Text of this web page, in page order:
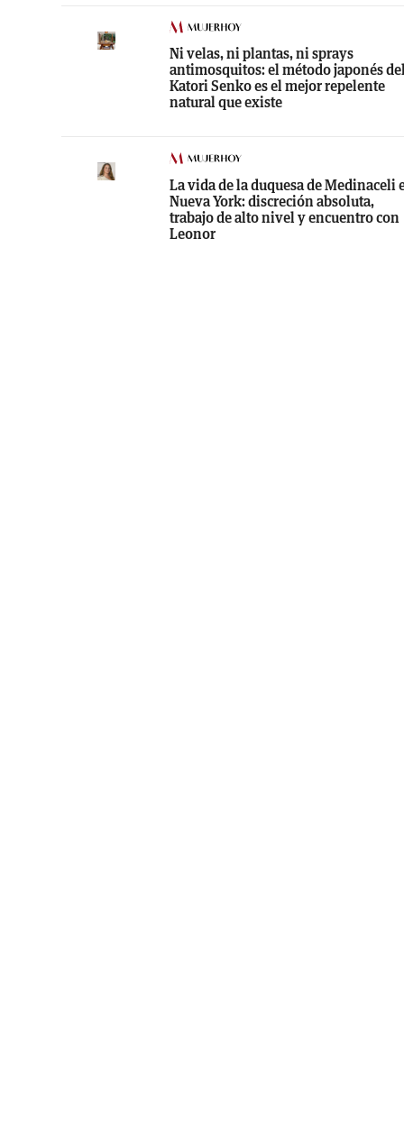
Ni velas, ni plantas, ni sprays
antimosquitos: el método japonés
Katori Senko es el mejor repelente
natural que existe
La vida de la duquesa de Medinaceli
Nueva York: discreción absoluta,
trabajo de alto nivel y encuentro con
Leonor